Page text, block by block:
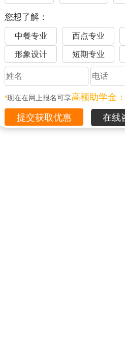
您想了解：
中餐专业 西点专业
形象设计 短期专业
*现在在网上报名可享高额助学金
在线